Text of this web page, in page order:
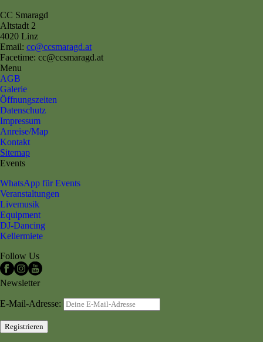
CC Smaragd
Altstadt 2
4020 Linz
Email: cc@ccsmaragd.at
Facetime: cc@ccsmaragd.at
Menu
AGB
Galerie
Öffnungszeiten
Datenschutz
Impressum
Anreise/Map
Kontakt
Sitemap
Events
WhatsApp für Events
Veranstaltungen
Livemusik
Equipment
DJ-Dancing
Kellermiete
Follow Us
Newsletter
E-Mail-Adresse: